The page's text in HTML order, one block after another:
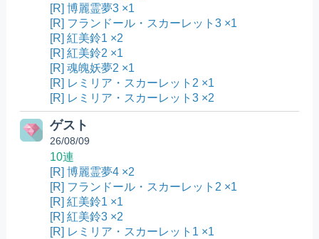
[R] 博麗霊夢3 ×1
[R] フランドール・スカーレット3 ×1
[R] 紅美鈴1 ×2
[R] 紅美鈴2 ×1
[R] 魂魄妖夢2 ×1
[R] レミリア・スカーレット2 ×1
[R] レミリア・スカーレット3 ×2
ゲスト
26/08/09
10連
[R] 博麗霊夢4 ×2
[R] フランドール・スカーレット2 ×1
[R] 紅美鈴1 ×1
[R] 紅美鈴3 ×2
[R] レミリア・スカーレット1 ×1